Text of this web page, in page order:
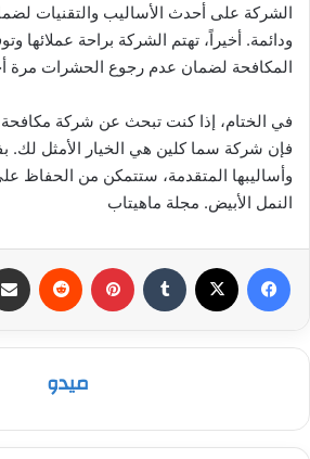
الشركة على أحدث الأساليب والتقنيات
ودائمة. أخيراً، تهتم الشركة براحة عملائها
المكافحة لضمان عدم رجوع الحشرات مرة
في الختام، إذا كنت تبحث عن شركة مكافحة
فإن شركة سما كلين هي الخيار الأمثل لك.
وأساليبها المتقدمة، ستتمكن من الحفاظ
النمل الأبيض. مجلة ماهيتاب
فيسبوك بينتيريست
ميدو